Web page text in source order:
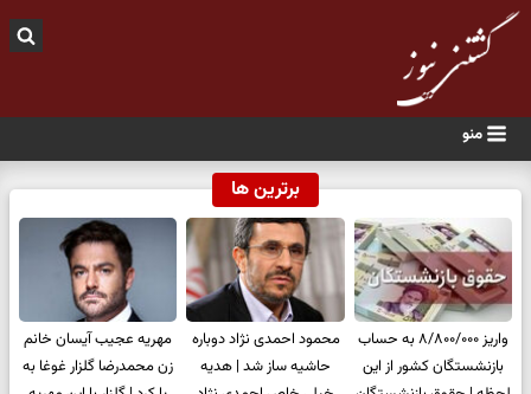
منو
برترین ها
واریز ۸/۸۰۰/۰۰۰ به‌ حساب
بازنشستگان کشور از این
محمود احمدی نژاد دوباره
حاشیه ساز شد | هدیه
مهریه عجیب آیسان خانم
زن محمدرضا گلزار غوغا به